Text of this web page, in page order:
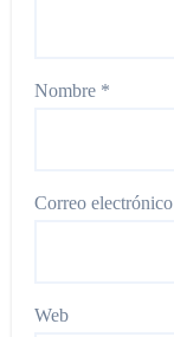
Nombre *
Correo electrónico
Web